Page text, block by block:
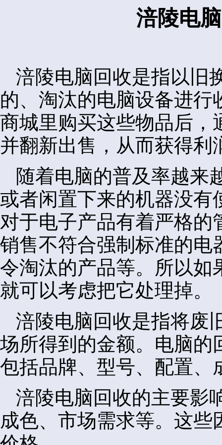
涪陵电
涪陵电脑回收是指以旧
的、淘汰的电脑设备进
商城里购买这些物品后，
并翻新出售，从而获得利
随着电脑的普及率越来
或者闲置下来的机器没有
对于电子产品有着严格
销售不符合强制标准的电
令淘汰的产品等。所以如
就可以考虑把它处理掉。
涪陵电脑回收是指将废
场所得到的金额。电脑的
包括品牌、型号、配置、
涪陵电脑回收的主要影
成色、市场需求等。这